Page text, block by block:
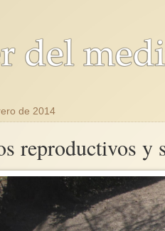
de 2014
reproductivos y